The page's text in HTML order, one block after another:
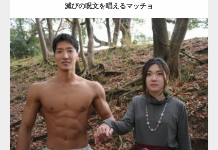
滅びの呪文を唱えるマッチョ
Update:2021.07.8
Category:公園のマッチョ その他 AKIHITO(細マッチョ) 大胸筋 腹筋
ダウンロード
【TV】TBS番組「ひるおび」にてマッスルプ
ラスが紹介されま…
TOKYO FMラジオ番組「ONE MORNING」
で紹介さ…
NHK「所さん！事件ですよ」に取材されまし
た（6/8放送）